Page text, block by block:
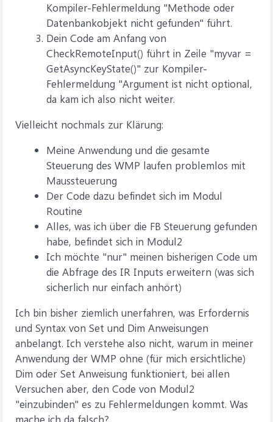
Kompiler-Fehlermeldung "Methode oder
Datenbankobjekt nicht gefunden" führt.
Dein Code am Anfang von
CheckRemoteInput() führt in Zeile "myvar =
GetAsyncKeyState()" zur Kompiler-
Fehlermeldung "Argument ist nicht optional,
da kam ich also nicht weiter.
Vielleicht nochmals zur Klärung:
Meine Anwendung und die gesamte
Steuerung des WMP laufen problemlos mit
Maussteuerung
Der Code dazu befindet sich im Modul
Routine
Alles, was ich über die FB Steuerung gefunden
habe, befindet sich in Modul2
Ich möchte "nur" meinen bisherigen Code um
die Abfrage des IR Inputs erweitern (was sich
sicherlich nur einfach anhört)
Ich bin bisher ziemlich unerfahren, was Erfordernis
und Syntax von Set und Dim Anweisungen
anbelangt. Ich verstehe also nicht, warum in meiner
Anwendung der WMP ohne (für mich ersichtliche)
Dim oder Set Anweisung funktioniert, bei allen
Versuchen aber, den Code von Modul2
"einzubinden" es zu Fehlermeldungen kommt. Was
mache ich da falsch?